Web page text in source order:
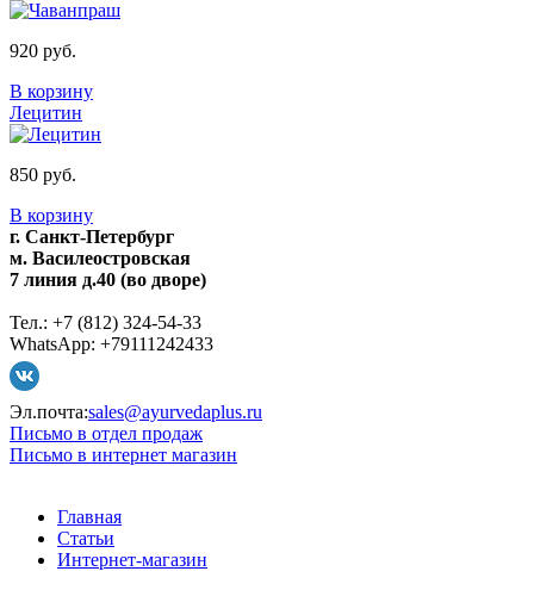
920 руб.
В корзину
Лецитин
850 руб.
В корзину
г. Санкт-Петербург
м. Василеостровская
7 линия д.40 (во дворе)
Тел.: +7 (812) 324-54-33
WhatsApp: +79111242433
Эл.почта:sales@ayurvedaplus.ru
Письмо в отдел продаж
Письмо в интернет магазин
Главная
Статьи
Интернет-магазин